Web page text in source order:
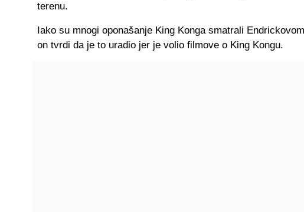
terenu.
Iako su mnogi oponašanje King Konga smatrali
on tvrdi da je to uradio jer je volio filmove o King Kongu.